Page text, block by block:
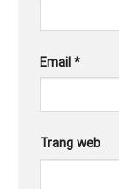
Email *
Trang web